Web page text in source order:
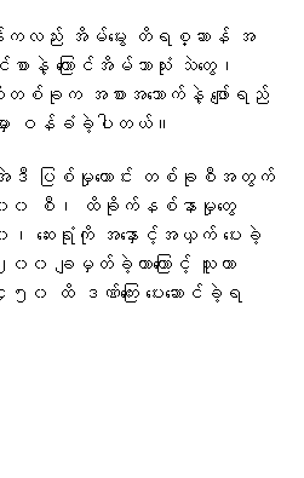
လည်း အိမ်မွေး တိရစ္ဆာန် အ
ာနဲ့ ကြောင်အိမ်သာသုံး သဲတွေ၊
ခုက အစားအသောက်နဲ့ ဖျော်ရည်
ဆီမှာ ဝန်ခံခဲ့ပါတယ်။
အဲဒီ ပြစ်မှုဟောင်း တစ်ခုစီအတွက်
၁၀၀ စီ၊ ထိခိုက်နစ်နာမှုတွေ
ဆေးရုံကို အနှောင့်အယှက် ပေးခဲ့
ချမှတ်ခဲ့တာကြောင့် သူဟာ
၀ ထိ ဒဏ်ကြေး ပေးဆောင်ခဲ့ရ